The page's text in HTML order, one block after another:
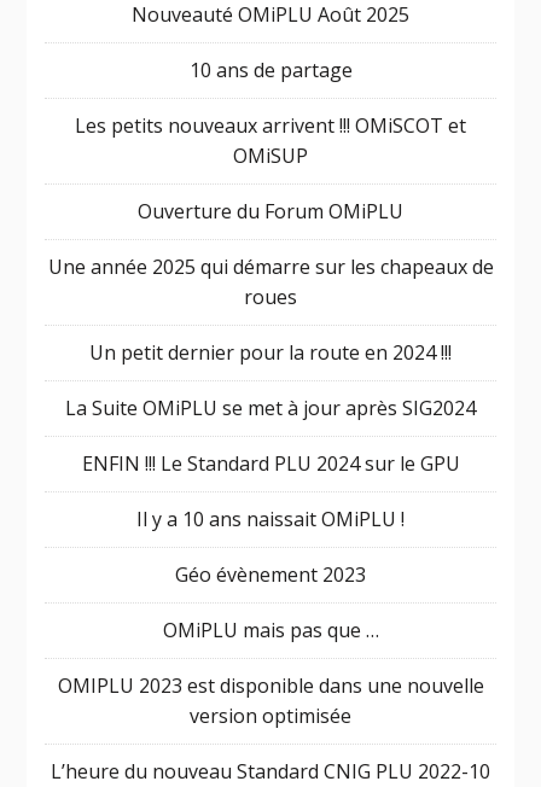
Nouveauté OMiPLU Août 2025
10 ans de partage
Les petits nouveaux arrivent !!! OMiSCOT et
OMiSUP
Ouverture du Forum OMiPLU
Une année 2025 qui démarre sur les chapeaux de
roues
Un petit dernier pour la route en 2024 !!!
La Suite OMiPLU se met à jour après SIG2024
ENFIN !!! Le Standard PLU 2024 sur le GPU
Il y a 10 ans naissait OMiPLU !
Géo évènement 2023
OMiPLU mais pas que …
OMIPLU 2023 est disponible dans une nouvelle
version optimisée
L’heure du nouveau Standard CNIG PLU 2022-10